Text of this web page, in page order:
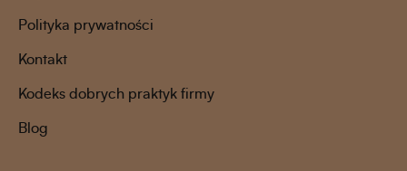
Polityka prywatności
Kontakt
Kodeks dobrych praktyk firmy
Blog